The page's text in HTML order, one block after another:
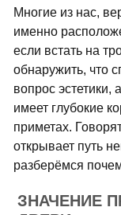
Многие из нас,
именно
если встать на
обнаружить, что
вопрос
имеет глубокие
приметах.
открывает путь
разберёмся
ЗНАЧЕНИЕ